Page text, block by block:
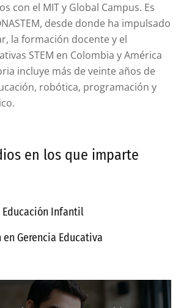
con el MIT y Global Campus. Es
desde donde ha impulsado
la formación docente y el
STEM en Colombia y América
incluye más de veinte años de
robótica, programación y
en los que imparte
Infantil
Gerencia Educativa